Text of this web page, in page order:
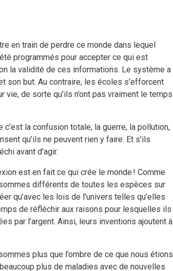
en train de perdre ce monde dans lequel
programmés pour accepter ce qui est
la validité de ces informations. Le système a
son but. Au contraire, les écoles s’efforcent
de sorte qu’ils n’ont pas vraiment le temps
la confusion totale, la guerre, la pollution,
qu’ils ne peuvent rien y faire. Et s’ils
avant d’agir.
est en fait ce qui crée le monde ! Comme
sommes différents de toutes les espèces sur
qu’avec les lois de l’univers telles qu’elles
de réfléchir aux raisons pour lesquelles ils
par l’argent. Ainsi, leurs inventions ajoutent à
plus que l’ombre de ce que nous étions
plus de maladies avec de nouvelles